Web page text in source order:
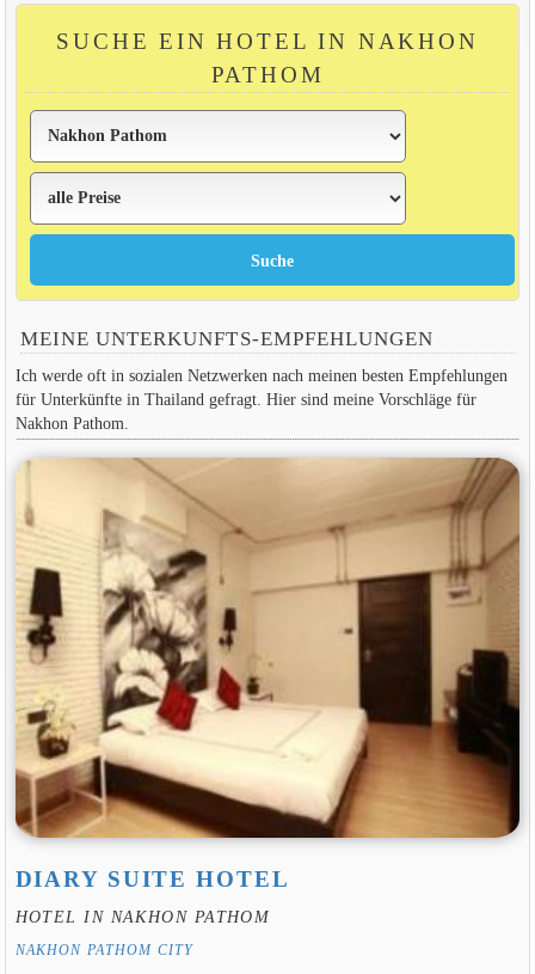
SUCHE EIN HOTEL IN NAKHON
PATHOM
MEINE UNTERKUNFTS-EMPFEHLUNGEN
Ich werde oft in sozialen Netzwerken nach meinen besten Empfehlungen
für Unterkünfte in Thailand gefragt. Hier sind meine Vorschläge für
Nakhon Pathom.
DIARY SUITE HOTEL
HOTEL IN NAKHON PATHOM
NAKHON PATHOM CITY